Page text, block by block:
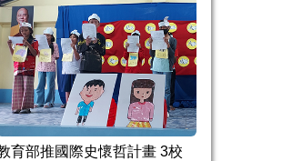
育部推國際史懷哲計畫 3校